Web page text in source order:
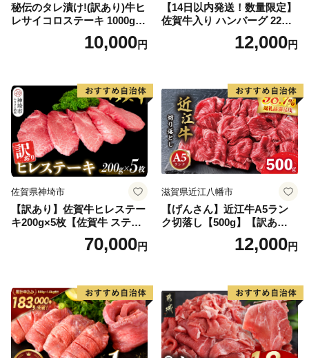
秘伝のタレ漬け!(訳あり)牛ヒ
レサイコロステーキ 1000g
10,000円
【14日以内発送！数量限定】
佐賀牛入り ハンバーグ 22個
2.6kg(120g×22個)【佐賀牛
黒毛和牛 ブランド牛 九州 ハ
気】(H083106)
12,000円
佐賀県神埼市
【訳あり】佐賀牛ヒレステー
キ200g×5枚【佐賀牛 ステー
キ ブランド肉 ヒレ肉 フィレ
肉 ジューシー ヘルシー】(H0
70,000円
滋賀県近江八幡市
【げんさん】近江牛A5ラン
ク切落し【500g】【訳あり】
12,000円